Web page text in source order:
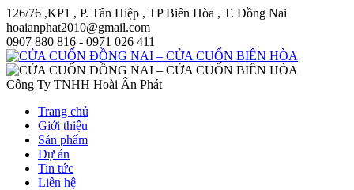
126/76 ,KP1 , P. Tân Hiệp , TP Biên Hòa , T. Đồng Nai
hoaianphat2010@gmail.com
0907 880 816 - 0971 026 411
Công Ty TNHH Hoài Ân Phát
Trang chủ
Giới thiệu
Sản phẩm
Dự án
Tin tức
Liên hệ